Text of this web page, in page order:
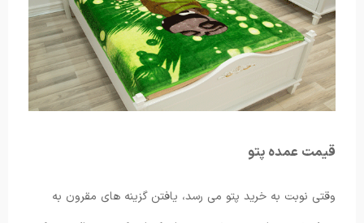
قیمت عمده پتو
وقتی نوبت به خرید پتو می رسد، یافتن گزینه های مقرون به